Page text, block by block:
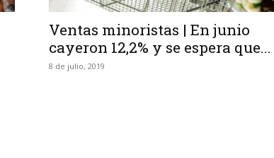
Ventas minoristas | En junio
cayeron 12,2% y se espera que...
8 de julio, 2019